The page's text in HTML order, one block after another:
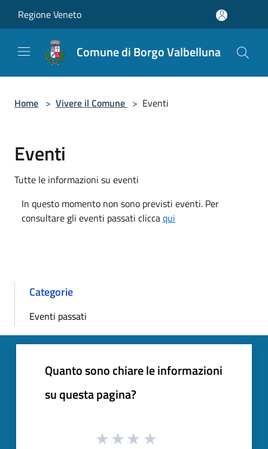
Regione Veneto
Comune di Borgo Valbelluna
Home > Vivere il Comune > Eventi
Eventi
Tutte le informazioni su eventi
In questo momento non sono previsti eventi. Per
consultare gli eventi passati cliccaqui
Categorie
Eventi passati
Quanto sono chiare le informazioni
su questa pagina?